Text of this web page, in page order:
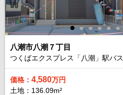
八潮市八潮７丁目
つくばエクスプレス「八潮」駅バス
価格： 4,580万円
土地：136.09m²